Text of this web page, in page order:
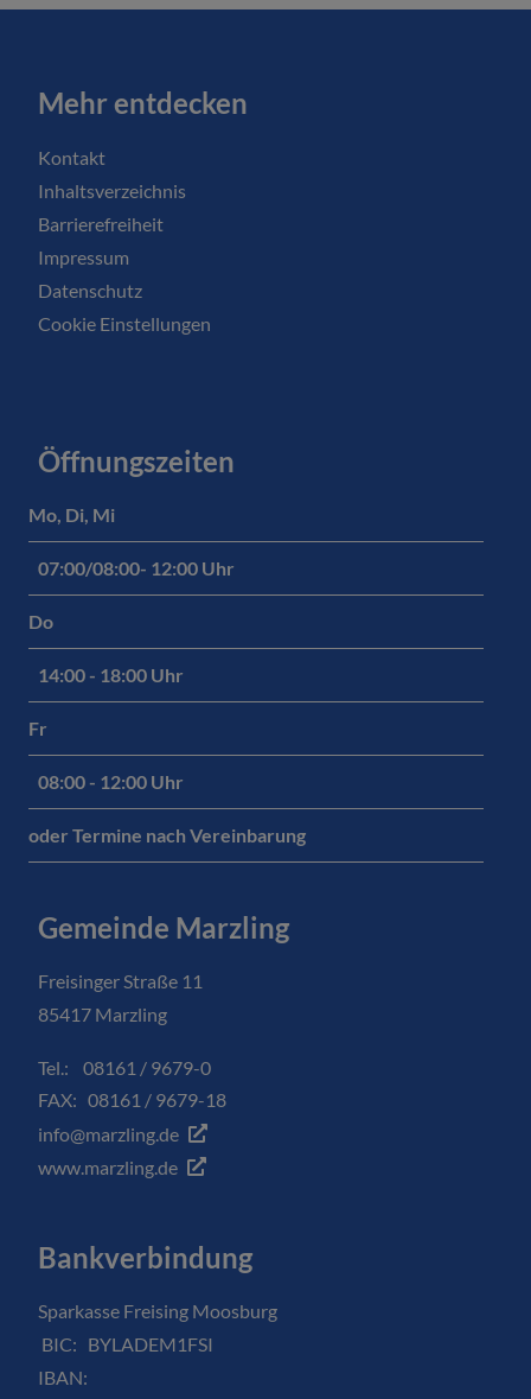
Mehr entdecken
Kontakt
Inhaltsverzeichnis
Barrierefreiheit
Impressum
Datenschutz
Cookie Einstellungen
Öffnungszeiten
Mo, Di, Mi
07:00/08:00- 12:00 Uhr
Do
14:00 - 18:00 Uhr
Fr
08:00 - 12:00 Uhr
oder Termine nach Vereinbarung
Gemeinde Marzling
Freisinger Straße 11
85417 Marzling
Tel.: 08161 / 9679-0
FAX: 08161 / 9679-18
info@marzling.de
www.marzling.de
Bankverbindung
Sparkasse Freising Moosburg
BIC: BYLADEM1FSI
IBAN: